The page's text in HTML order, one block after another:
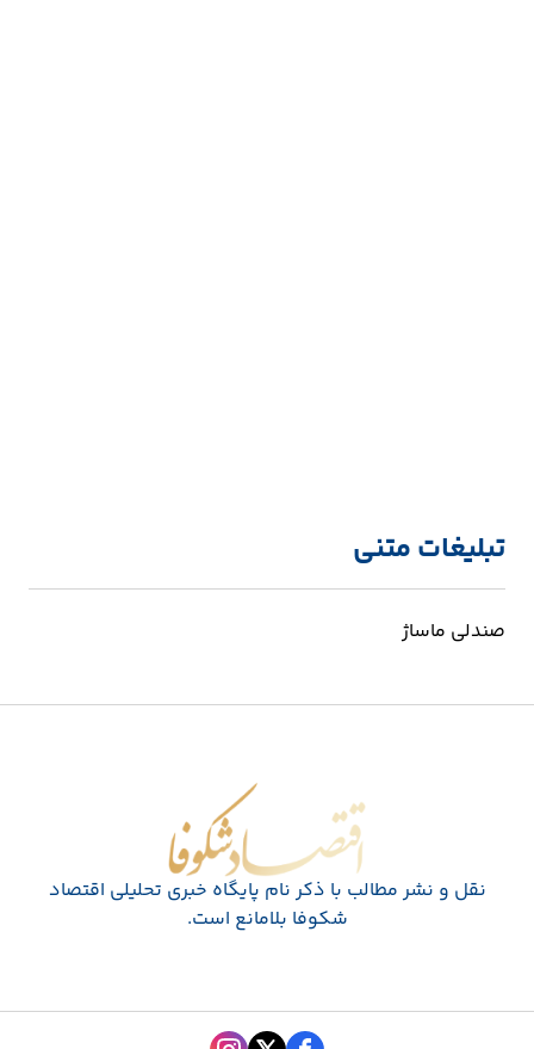
تبلیغات متنی
صندلی ماساژ
اقتصاد شکوفا
نقل و نشر مطالب با ذکر نام پايگاه خبری تحليلی اقتصاد
شکوفا بلامانع است.